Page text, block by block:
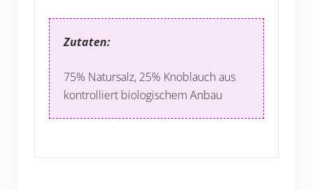
Zutaten:
75% Natursalz, 25% Knoblauch aus
kontrolliert biologischem Anbau